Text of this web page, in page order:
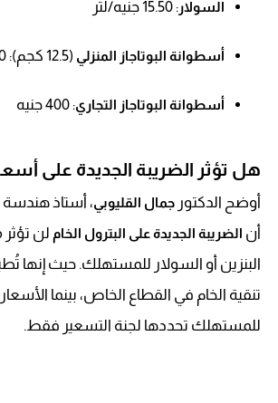
السولار: 15.50 جنيه/لتر
أسطوانة البوتاجاز المنزلي (12.5 كجم): 200 جنيه
أسطوانة البوتاجاز التجاري: 400 جنيه
هل تؤثر الضريبة الجديدة على
أوضح الدكتور جمال القليوبي، أستاذ هندسة
أن الضريبة الجديدة على البترول الخام لن
البنزين أو السولار للمستهلك. حيث إنها
تنقية الخام في القطاع الخاص، بينما
للمستهلك تحددها لجنة التسعير فقط.